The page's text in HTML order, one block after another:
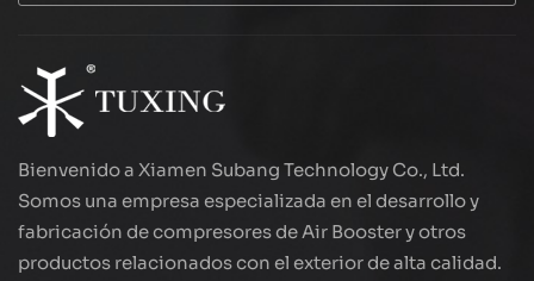
Bienvenido a Xiamen Subang Technology Co., Ltd.
Somos una empresa especializada en el desarrollo y
fabricación de compresores de Air Booster y otros
productos relacionados con el exterior de alta calidad.